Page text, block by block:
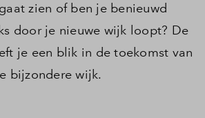
zien of ben je benieuwd
door je nieuwe wijk loopt? De
je een blik in de toekomst van
bijzondere wijk.